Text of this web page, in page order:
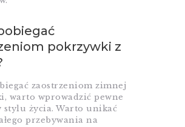
pokrzywki z
zaostrzeniom zimnej
warto wprowadzić pewne
stylu życia. Warto unikać
przebywania na